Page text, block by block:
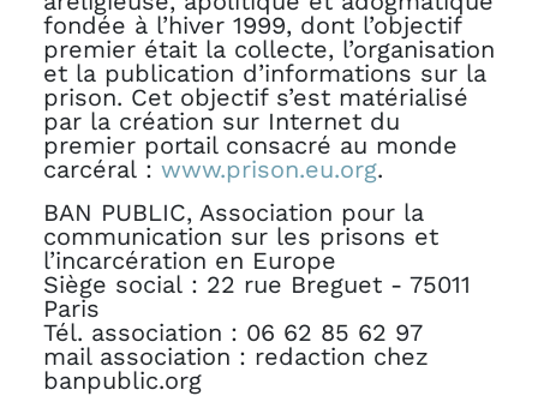
fondée à l’hiver 1999, dont l’objectif
premier était la collecte, l’organisation
et la publication d’informations sur la
prison. Cet objectif s’est matérialisé
par la création sur Internet du
premier portail consacré au monde
carcéral : www.prison.eu.org.
BAN PUBLIC, Association pour la
communication sur les prisons et
l’incarcération en Europe
Siège social : 22 rue Breguet - 75011
Paris
Tél. association : 06 62 85 62 97
mail association : redaction chez
banpublic.org